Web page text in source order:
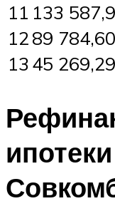
11 133
1289
13 45